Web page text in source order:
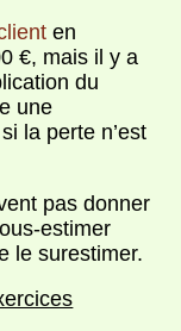
en
€, mais il y a
du
une
la perte n’est
pas donner
estimer
le surestimer.